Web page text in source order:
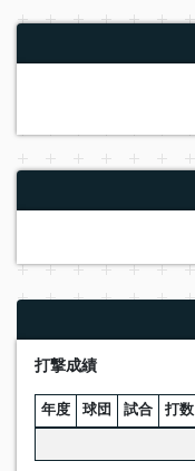
打撃成績
年度 球団 試合 打数